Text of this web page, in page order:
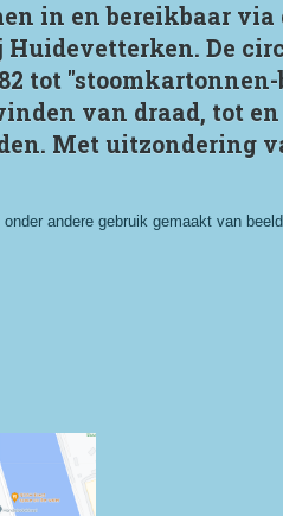
in en bereikbaar via
De
tot
van draad, tot
Met uitzondering
andere gebruik gemaakt van